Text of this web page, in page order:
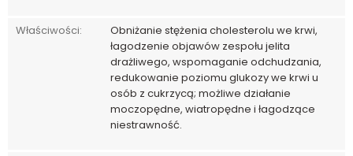
Właściwości:
Obniżanie stężenia cholesterolu we krwi,
łagodzenie objawów zespołu jelita
drażliwego, wspomaganie odchudzania,
redukowanie poziomu glukozy we krwi u
osób z cukrzycą; możliwe działanie
moczopędne, wiatropędne i łagodzące
niestrawność.